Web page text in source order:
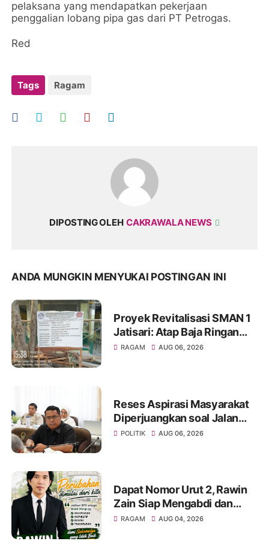
pelaksana yang mendapatkan pekerjaan
penggalian lobang pipa gas dari PT Petrogas.
Red
Tags Ragam
DIPOSTING OLEH CAKRAWALA NEWS
ANDA MUNGKIN MENYUKAI POSTINGAN INI
Proyek Revitalisasi SMAN 1
Jatisari: Atap Baja Ringan
Campur Paku & Dynabold,
RAGAM AUG 06, 2026
Reses Aspirasi Masyarakat
Diperjuangkan soal Jalan
Pangala-Baruppu Rusak
POLITIK AUG 06, 2026
Dapat Nomor Urut 2, Rawin
Zain Siap Mengabdi dan
Perjuangkan Aspirasi Warga
RAGAM AUG 04, 2026